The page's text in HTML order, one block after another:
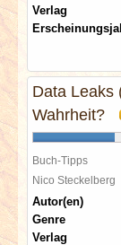
ARCHIV
Verlag
Data Leaks
Wahrheit?
Buch-Tipps
Nico Steckelberg
Autor(en)
Genre
Verlag